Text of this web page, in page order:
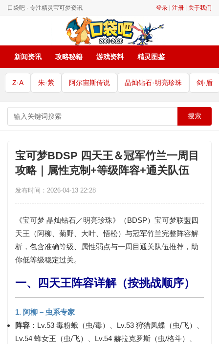
口袋吧 · 专注精灵宝可梦资讯 登录 注册 关于我们
新闻资讯 攻略秘籍 游戏资料 精灵图鉴
Z·A 朱·紫 阿尔宙斯传说 晶灿钻石·明亮珍珠 剑·盾
搜索
宝可梦BDSP 四天王＆冠军竹兰一周目
攻略｜属性克制+等级阵容+通关队伍
发布时间：2026-04-13 22:28
《宝可梦 晶灿钻石／明亮珍珠》（BDSP）宝可梦联盟四
天王（阿柳、菊野、大叶、悟松）与冠军竹兰完整阵容解
析，包含准确等级、属性弱点与一周目通关队伍推荐，助
你低等级稳定过关。
一、四天王阵容详解（按挑战顺序）
1. 阿柳 – 虫系专家
阵容 ：Lv.53 毒粉蛾（虫/毒）、Lv.53 狩猎凤蝶（虫/飞）、
Lv.54 蜂女王（虫/飞）、Lv.54 赫拉克罗斯（虫/格斗）、